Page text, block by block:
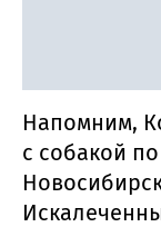
Напомним,
с собакой